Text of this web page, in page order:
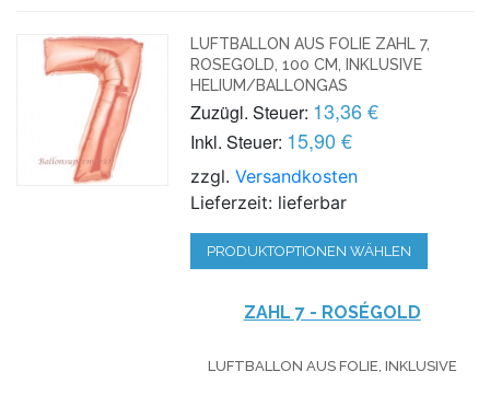
LUFTBALLON AUS FOLIE ZAHL 7,
ROSEGOLD, 100 CM, INKLUSIVE
HELIUM/BALLONGAS
Zuzügl. Steuer: 13,36 €
Inkl. Steuer: 15,90 €
zzgl.Versandkosten
Lieferzeit: lieferbar
PRODUKTOPTIONEN WÄHLEN
ZAHL 7 - ROSÉGOLD
LUFTBALLON AUS FOLIE, INKLUSIVE